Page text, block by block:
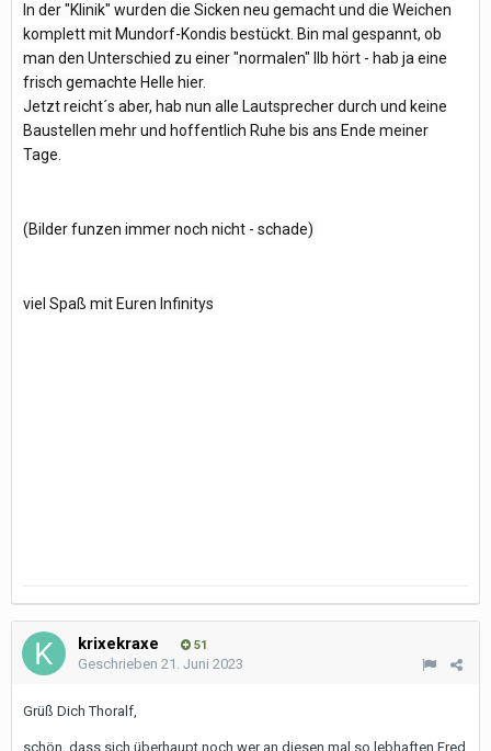
In der "Klinik" wurden die Sicken neu gemacht und die Weichen
komplett mit Mundorf-Kondis bestückt. Bin mal gespannt, ob
man den Unterschied zu einer "normalen" IIb hört - hab ja eine
frisch gemachte Helle hier.
Jetzt reicht´s aber, hab nun alle Lautsprecher durch und keine
Baustellen mehr und hoffentlich Ruhe bis ans Ende meiner
Tage.
(Bilder funzen immer noch nicht - schade)
viel Spaß mit Euren Infinitys
krixekraxe 51
Geschrieben 21. Juni 2023
Grüß Dich Thoralf,
schön, dass sich überhaupt noch wer an diesen mal so lebhaften Fred